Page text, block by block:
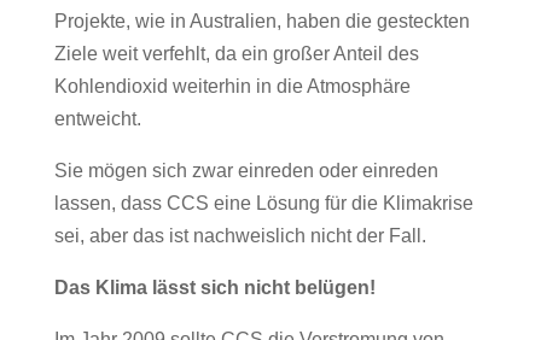
Projekte, wie in Australien, haben die gesteckten
Ziele weit verfehlt, da ein großer Anteil des
Kohlendioxid weiterhin in die Atmosphäre
entweicht.
Sie mögen sich zwar einreden oder einreden
lassen, dass CCS eine Lösung für die Klimakrise
sei, aber das ist nachweislich nicht der Fall.
Das Klima lässt sich nicht belügen!